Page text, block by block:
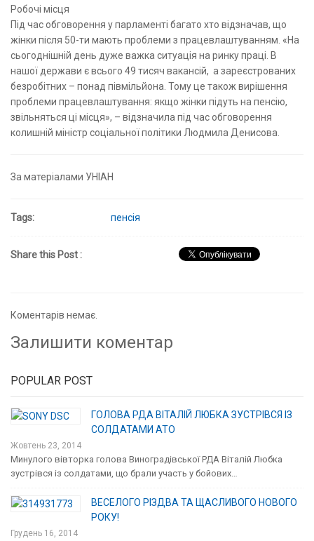
Робочі місця
Під час обговорення у парламенті багато хто відзначав, що
жінки після 50-ти мають проблеми з працевлаштуванням. «На
сьогоднішній день дуже важка ситуація на ринку праці. В
нашої держави є всього 49 тисяч вакансій, а зареєстрованих
безробітних – понад півмільйона. Тому це також вирішення
проблеми працевлаштування: якщо жінки підуть на пенсію,
звільняться ці місця», – відзначила під час обговорення
колишній міністр соціальної політики Людмила Денисова.
За матеріалами УНІАН
Tags: пенсія
Share this Post :
Коментарів немає.
Залишити коментар
POPULAR POST
ГОЛОВА РДА ВІТАЛІЙ ЛЮБКА ЗУСТРІВСЯ ІЗ
СОЛДАТАМИ АТО
Жовтень 23, 2014
Минулого вівторка голова Виноградівської РДА Віталій Любка
зустрівся із солдатами, що брали участь у бойових…
ВЕСЕЛОГО РІЗДВА ТА ЩАСЛИВОГО НОВОГО
РОКУ!
Грудень 16, 2014